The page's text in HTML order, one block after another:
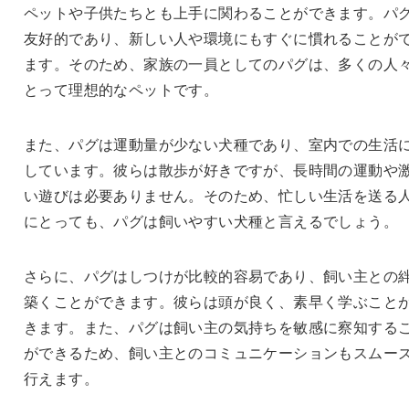
ペットや子供たちとも上手に関わることができます。パ
友好的であり、新しい人や環境にもすぐに慣れることが
ます。そのため、家族の一員としてのパグは、多くの人
とって理想的なペットです。
また、パグは運動量が少ない犬種であり、室内での生活
しています。彼らは散歩が好きですが、長時間の運動や
い遊びは必要ありません。そのため、忙しい生活を送る
にとっても、パグは飼いやすい犬種と言えるでしょう。
さらに、パグはしつけが比較的容易であり、飼い主との
築くことができます。彼らは頭が良く、素早く学ぶこと
きます。また、パグは飼い主の気持ちを敏感に察知する
ができるため、飼い主とのコミュニケーションもスムー
行えます。